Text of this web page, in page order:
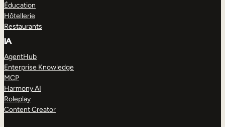
Éducation
Hôtellerie
Restaurants
IA
AgentHub
Enterprise Knowledge
MCP
Harmony AI
Roleplay
Content Creator